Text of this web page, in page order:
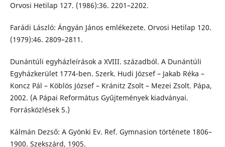
Orvosi Hetilap 127. (1986):36. 2201–2202.
Farádi László: Ángyán János emlékezete. Orvosi Hetilap 120.
(1979):46. 2809–2811.
Dunántúli egyházleírások a XVIII. századból. A Dunántúli
Egyházkerület 1774-ben. Szerk. Hudi József – Jakab Réka –
Koncz Pál – Köblös József – Kránitz Zsolt – Mezei Zsolt. Pápa,
2002. (A Pápai Református Gyűjtemények kiadványai.
Forrásközlések 5.)
Kálmán Dezső: A Gyönki Ev. Ref. Gymnasion története 1806–
1900. Szekszárd, 1905.